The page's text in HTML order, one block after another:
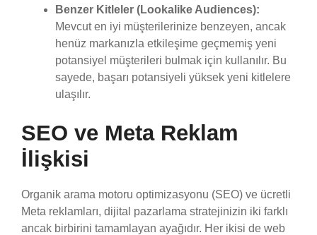
Benzer Kitleler (Lookalike Audiences):
Mevcut en iyi müşterilerinize benzeyen, ancak
henüz markanızla etkileşime geçmemiş yeni
potansiyel müşterileri bulmak için kullanılır. Bu
sayede, başarı potansiyeli yüksek yeni kitlelere
ulaşılır.
SEO ve Meta Reklam
İlişkisi
Organik arama motoru optimizasyonu (SEO) ve ücretli
Meta reklamları, dijital pazarlama stratejinizin iki farklı
ancak birbirini tamamlayan ayağıdır. Her ikisi de web